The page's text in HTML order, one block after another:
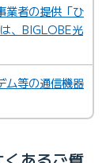
者の提供「ひ
、BIGLOBE光
等の通信機器